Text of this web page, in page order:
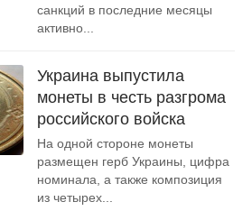
санкций в последние месяцы
активно...
Украина выпустила
монеты в честь разгрома
российского войска
На одной стороне монеты
размещен герб Украины, цифра
номинала, а также композиция
из четырех...